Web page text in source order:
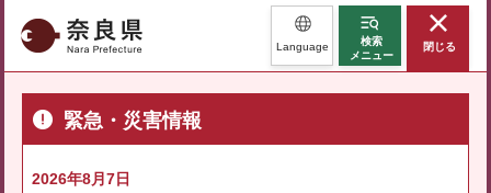
奈良県 Language
検索
メニュー
閉じる
緊急・災害情報
2026年8月7日